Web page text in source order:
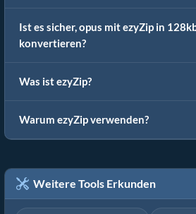
Ist es sicher, opus mit ezyZip in
konvertieren?
Was ist ezyZip?
Warum ezyZip verwenden?
Weitere Tools Erkunden